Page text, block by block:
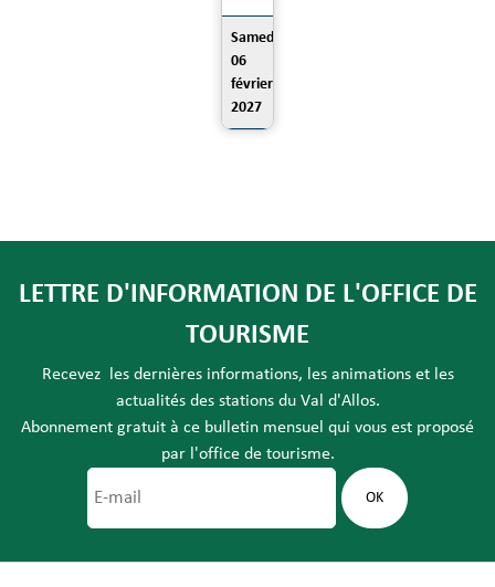
Samedi
06
février
2027
LETTRE D'INFORMATION DE L'OFFICE DE
TOURISME
Recevez les dernières informations, les animations et les
actualités des stations du Val d'Allos.
Abonnement gratuit à ce bulletin mensuel qui vous est proposé
par l'office de tourisme.